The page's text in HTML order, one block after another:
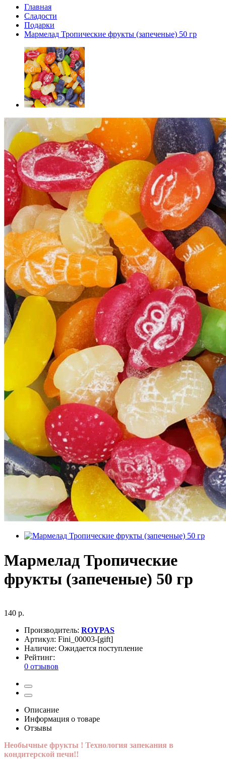
Главная
Сладости
Подарки
Мармелад Тропические фрукты (запеченые) 50 гр
Мармелад Тропические
фрукты (запеченые) 50 гр
140 р.
Производитель: ROYPAS
Артикул: Fini_00003-[gift]
Наличие: Ожидается поступление
Рейтинг:
0 отзывов
Описание
Информация о товаре
Отзывы
Необычные фрукты ! Технология запекания в
кондитерской печи!!